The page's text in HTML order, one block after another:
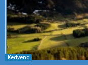
Kedvenc